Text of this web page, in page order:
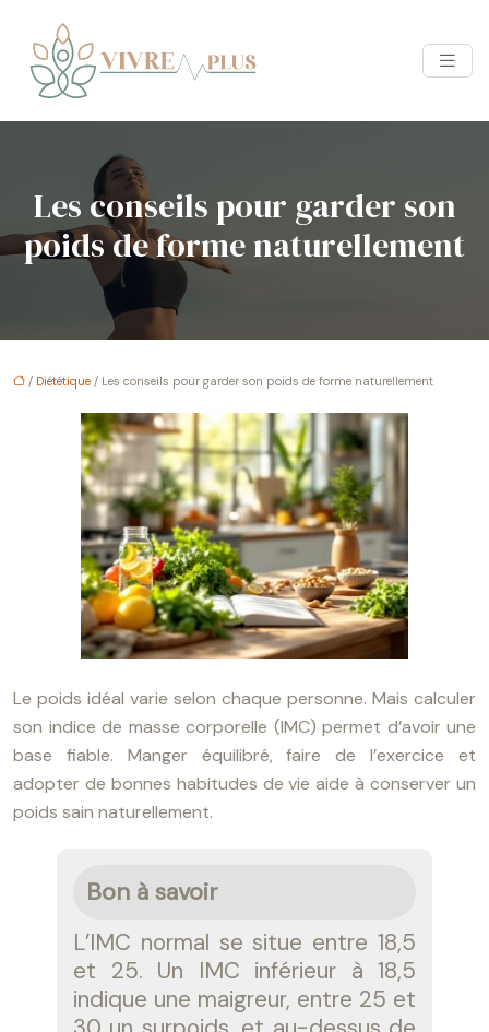
Les conseils pour garder son
poids de forme naturellement
/ Diététique / Les conseils pour garder son poids de forme naturellement
Le poids idéal varie selon chaque personne. Mais calculer
son indice de masse corporelle (IMC) permet d’avoir une
base fiable. Manger équilibré, faire de l’exercice et
adopter de bonnes habitudes de vie aide à conserver un
poids sain naturellement.
Bon à savoir
L’IMC normal se situe entre 18,5
et 25. Un IMC inférieur à 18,5
indique une maigreur, entre 25 et